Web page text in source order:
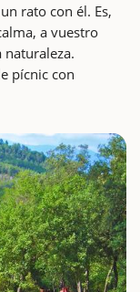
rato con él. Es,
a vuestro
pícnic con